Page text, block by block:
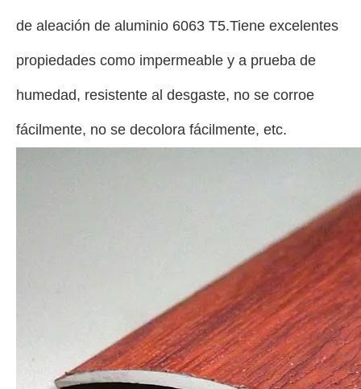
de aleación de aluminio 6063 T5.Tiene excelentes
propiedades como impermeable y a prueba de
humedad, resistente al desgaste, no se corroe
fácilmente, no se decolora fácilmente, etc.